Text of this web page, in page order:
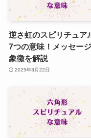
逆さ虹のスピリチュア
7つの意味！メッセー
象徴を解説
2025年3月22日